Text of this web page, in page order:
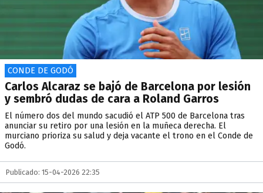
CONDE DE GODÓ
Carlos Alcaraz se bajó de Barcelona por lesión
y sembró dudas de cara a Roland Garros
El número dos del mundo sacudió el ATP 500 de Barcelona tras
anunciar su retiro por una lesión en la muñeca derecha. El
murciano prioriza su salud y deja vacante el trono en el Conde de
Godó.
Publicado: 15-04-2026 22:35